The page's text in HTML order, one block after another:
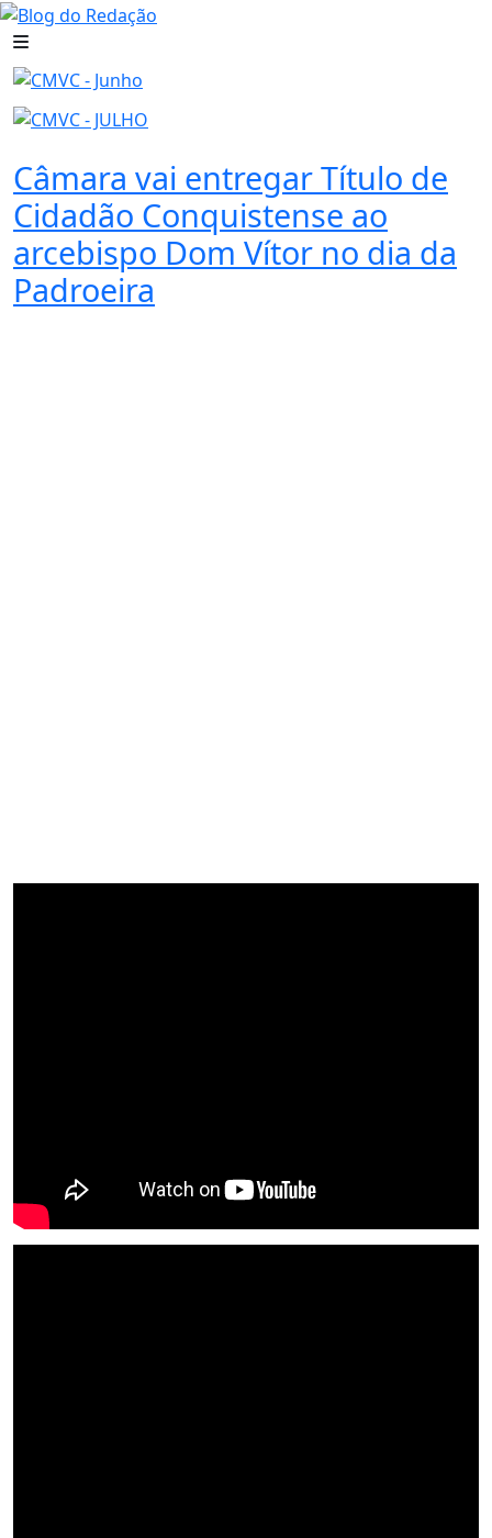
Câmara vai entregar Título de
Cidadão Conquistense ao
arcebispo Dom Vítor no dia da
Padroeira